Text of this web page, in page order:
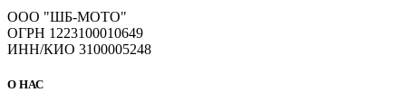
ООО "ШБ-МОТО"
ОГРН 1223100010649
ИНН/КИО 3100005248
О НАС